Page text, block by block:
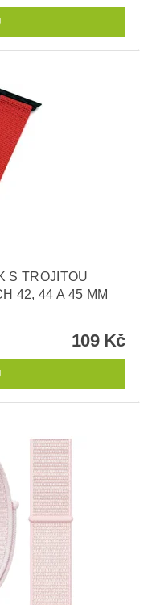
S TROJITOU
42, 44 A 45 MM
109 Kč